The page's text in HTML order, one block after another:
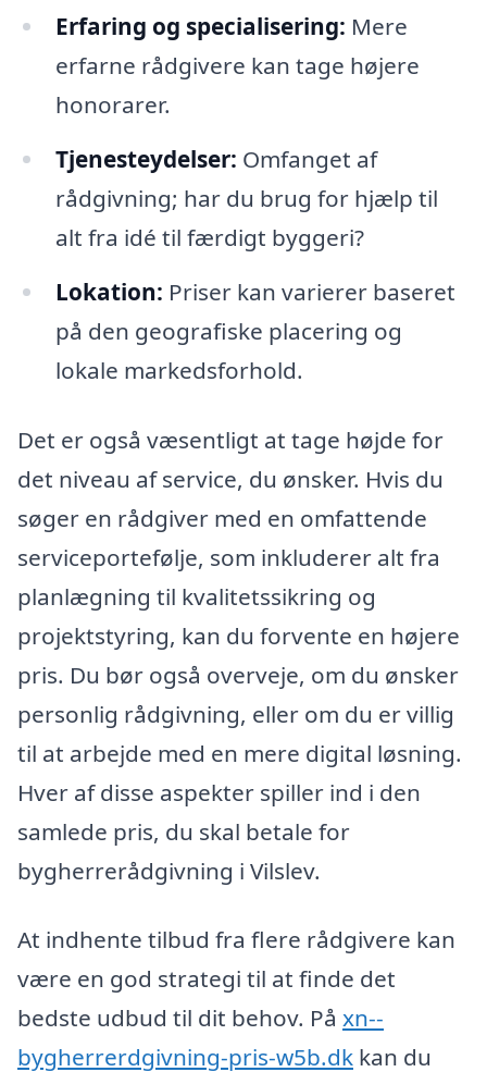
Erfaring og specialisering: Mere
erfarne rådgivere kan tage højere
honorarer.
Tjenesteydelser: Omfanget af
rådgivning; har du brug for hjælp til
alt fra idé til færdigt byggeri?
Lokation: Priser kan varierer baseret
på den geografiske placering og
lokale markedsforhold.
Det er også væsentligt at tage højde for
det niveau af service, du ønsker. Hvis du
søger en rådgiver med en omfattende
serviceportefølje, som inkluderer alt fra
planlægning til kvalitetssikring og
projektstyring, kan du forvente en højere
pris. Du bør også overveje, om du ønsker
personlig rådgivning, eller om du er villig
til at arbejde med en mere digital løsning.
Hver af disse aspekter spiller ind i den
samlede pris, du skal betale for
bygherrerådgivning i Vilslev.
At indhente tilbud fra flere rådgivere kan
være en god strategi til at finde det
bedste udbud til dit behov. På xn--
bygherrerdgivning-pris-w5b.dk kan du